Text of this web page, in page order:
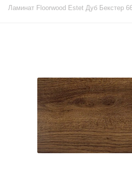
Ламинат Floorwood Estet Дуб Бекстер